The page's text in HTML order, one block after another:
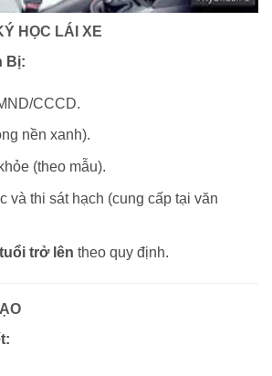
HỌC LÁI XE
Bị:
CCCD.
nền xanh).
(theo mẫu).
và thi sát hạch (cung cấp tại văn
trở lên theo quy định.